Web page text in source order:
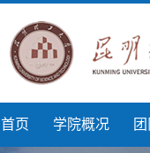
首页 学院概况